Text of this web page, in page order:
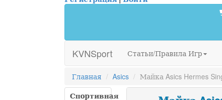
KVNSport Статьи/Правила Игр
Главная Asics
Майка Asics Hermes
Спортивная